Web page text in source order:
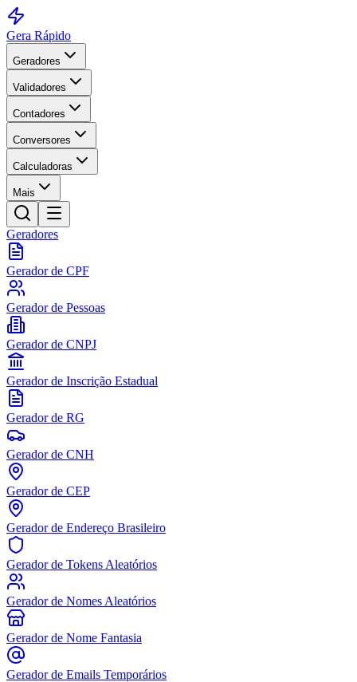
Gera Rápido
Geradores
Validadores
Contadores
Conversores
Calculadoras
Mais
Geradores
Gerador de CPF
Gerador de Pessoas
Gerador de CNPJ
Gerador de Inscrição Estadual
Gerador de RG
Gerador de CNH
Gerador de CEP
Gerador de Endereço Brasileiro
Gerador de Tokens Aleatórios
Gerador de Nomes Aleatórios
Gerador de Nome Fantasia
Gerador de Emails Temporários